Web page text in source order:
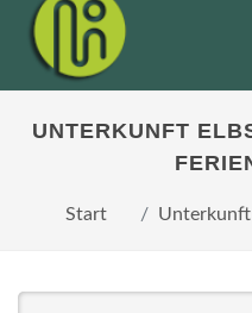
UNTERKUNFT
Start Unterkunft